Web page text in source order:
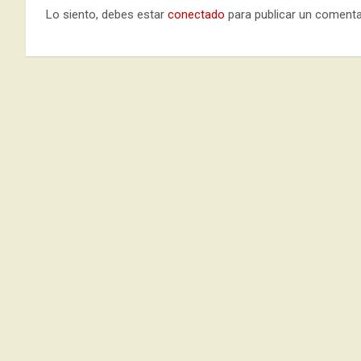
Lo siento, debes estar conectado para publicar un